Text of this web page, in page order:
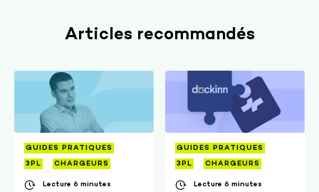
Articles recommandés
Lecture 6 minutes
GUIDES PRATIQUES
3PL
CHARGEURS
Lecture 6 minutes
GUIDES PRATIQUES
3PL
CHARGEURS